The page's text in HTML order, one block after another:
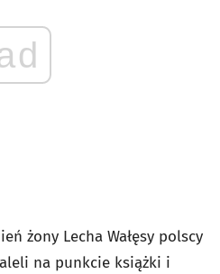
żony Lecha Wałęsy polscy
na punkcie książki i